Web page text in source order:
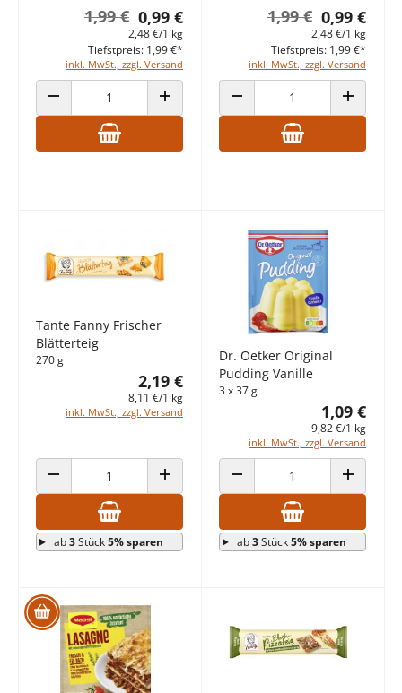
0,99 €
1,99 €
2,48 €/1 kg
inkl. MwSt., zzgl. Versand
Tiefstpreis: 1,99 €*
ANZAHL VERRINGERN ANZAHL ERHÖHEN
0,99 €
1,99 €
2,48 €/1 kg
inkl. MwSt., zzgl. Versand
Tiefstpreis: 1,99 €*
ANZAHL VERRINGERN ANZAHL
Tante Fanny Frischer
Blätterteig
270 g
2,19 €
8,11 €/1 kg
inkl. MwSt., zzgl. Versand
ANZAHL VERRINGERN ANZAHL ERHÖHEN
ab3Stück5% sparen
Dr. Oetker Original
Pudding Vanille
3 x 37 g
1,09 €
9,82 €/1 kg
inkl. MwSt., zzgl. Versand
ANZAHL VERRINGERN ANZAHL
ab3Stück5% sparen